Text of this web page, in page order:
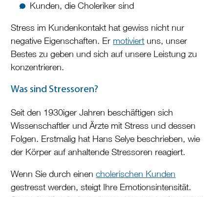
Kunden, die Choleriker sind
Stress im Kundenkontakt hat gewiss nicht nur
negative Eigenschaften. Er motiviert uns, unser
Bestes zu geben und sich auf unsere Leistung zu
konzentrieren.
Was sind Stressoren?
Seit den 1930iger Jahren beschäftigen sich
Wissenschaftler und Ärzte mit Stress und dessen
Folgen. Erstmalig hat Hans Selye beschrieben, wie
der Körper auf anhaltende Stressoren reagiert.
Wenn Sie durch einencholerischen Kunden
gestresst werden, steigt Ihre Emotionsintensität.